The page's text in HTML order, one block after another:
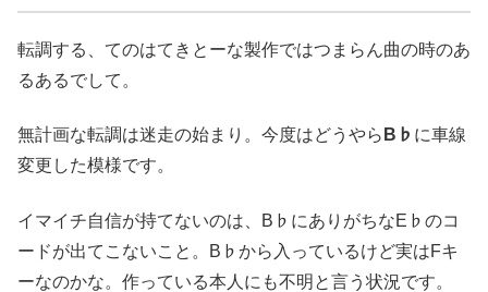
転調する、てのはてきとーな製作ではつまらん曲の時のあ
るあるでして。
無計画な転調は迷走の始まり 。今度はどうやら B♭ に車線
変更した模様です。
イマイチ自信が持てないのは、B♭にありがちなE♭のコ
ードが出てこないこと。B♭から入っているけど実はFキ
ーなのかな。作っている本人にも不明と言う状況です。